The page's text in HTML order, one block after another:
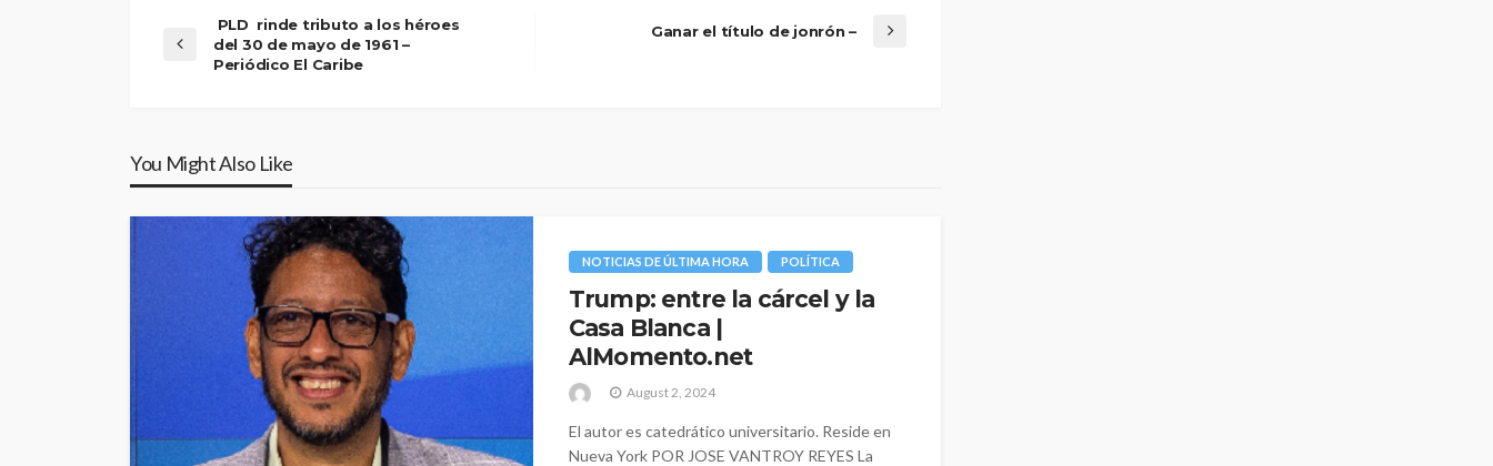
PLD rinde tributo a los héroes
del 30 de mayo de 1961 –
Periódico El Caribe
Ganar el título de jonrón –
You Might Also Like
NOTICIAS DE ÚLTIMA HORA POLÍTICA
Trump: entre la cárcel y la
Casa Blanca |
AlMomento.net
August 2, 2024
El autor es catedrático universitario. Reside en
Nueva York POR JOSE VANTROY REYES La